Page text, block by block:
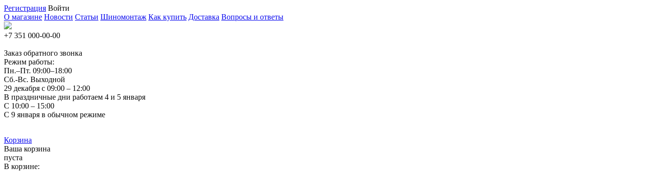
Регистрация Войти
О магазине Новости Статьи Шиномонтаж Как купить Доставка Вопросы и ответы
+7 351 000-00-00
Заказ обратного звонка
Режим работы:
Пн.–Пт. 09:00–18:00
Сб.-Вс. Выходной
29 декабря с 09:00 – 12:00
В праздничные дни работаем 4 и 5 января
С 10:00 – 15:00
С 9 января в обычном режиме
Корзина
Ваша корзина
пуста
В корзине: